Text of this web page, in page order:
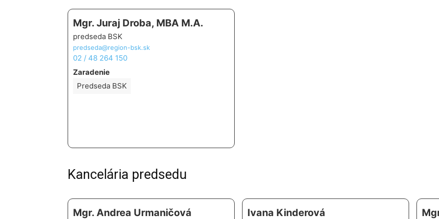
Mgr. Juraj Droba, MBA M.A.
predseda BSK
predseda@region-bsk.sk
02 / 48 264 150
Zaradenie
Predseda BSK
Kancelária predsedu
Mgr. Andrea Urmaničová Ivana Kinderová